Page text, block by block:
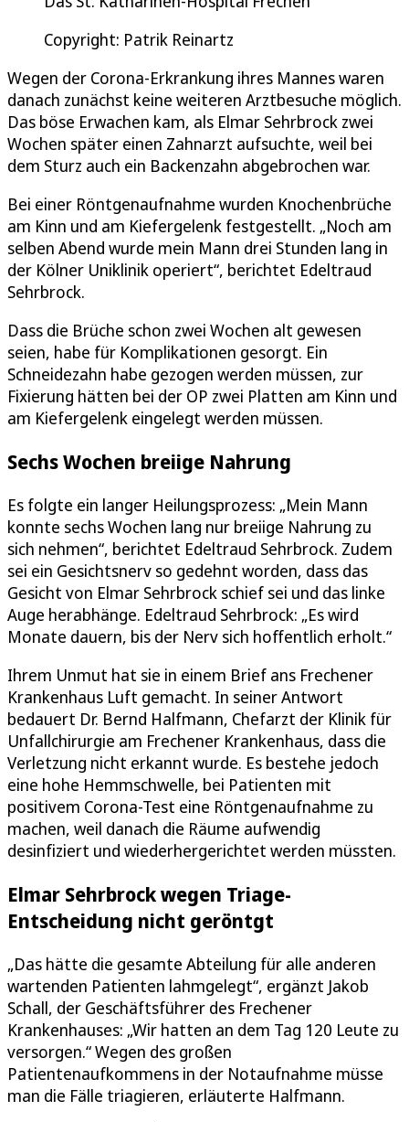
Copyright: Patrik Reinartz
Wegen der Corona-Erkrankung ihres Mannes waren
danach zunächst keine weiteren Arztbesuche möglich.
Das böse Erwachen kam, als Elmar Sehrbrock zwei
Wochen später einen Zahnarzt aufsuchte, weil bei
dem Sturz auch ein Backenzahn abgebrochen war.
Bei einer Röntgenaufnahme wurden Knochenbrüche
am Kinn und am Kiefergelenk festgestellt. „Noch am
selben Abend wurde mein Mann drei Stunden lang in
der Kölner Uniklinik operiert“, berichtet Edeltraud
Sehrbrock.
Dass die Brüche schon zwei Wochen alt gewesen
seien, habe für Komplikationen gesorgt. Ein
Schneidezahn habe gezogen werden müssen, zur
Fixierung hätten bei der OP zwei Platten am Kinn und
am Kiefergelenk eingelegt werden müssen.
Sechs Wochen breiige Nahrung
Es folgte ein langer Heilungsprozess: „Mein Mann
konnte sechs Wochen lang nur breiige Nahrung zu
sich nehmen“, berichtet Edeltraud Sehrbrock. Zudem
sei ein Gesichtsnerv so gedehnt worden, dass das
Gesicht von Elmar Sehrbrock schief sei und das linke
Auge herabhänge. Edeltraud Sehrbrock: „Es wird
Monate dauern, bis der Nerv sich hoffentlich erholt.“
Ihrem Unmut hat sie in einem Brief ans Frechener
Krankenhaus Luft gemacht. In seiner Antwort
bedauert Dr. Bernd Halfmann, Chefarzt der Klinik für
Unfallchirurgie am Frechener Krankenhaus, dass die
Verletzung nicht erkannt wurde. Es bestehe jedoch
eine hohe Hemmschwelle, bei Patienten mit
positivem Corona-Test eine Röntgenaufnahme zu
machen, weil danach die Räume aufwendig
desinfiziert und wiederhergerichtet werden müssten.
Elmar Sehrbrock wegen Triage-
Entscheidung nicht geröntgt
„Das hätte die gesamte Abteilung für alle anderen
wartenden Patienten lahmgelegt“, ergänzt Jakob
Schall, der Geschäftsführer des Frechener
Krankenhauses: „Wir hatten an dem Tag 120 Leute zu
versorgen.“ Wegen des großen
Patientenaufkommens in der Notaufnahme müsse
man die Fälle triagieren, erläuterte Halfmann.